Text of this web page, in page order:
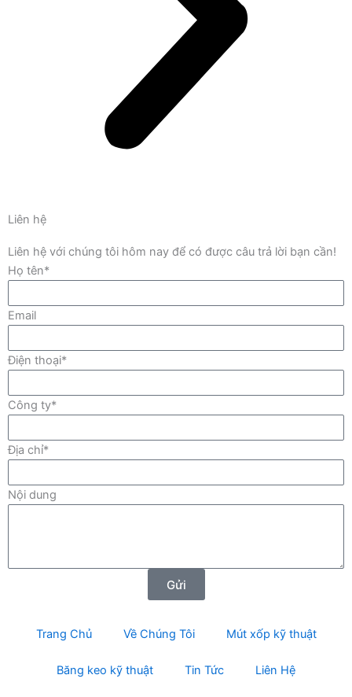
Liên hệ
Liên hệ với chúng tôi hôm nay để có được câu trả lời bạn cần!
Họ tên*
Email
Điện thoại*
Công ty*
Địa chỉ*
Nội dung
Gửi
Trang Chủ Về Chúng Tôi Mút xốp kỹ thuật
Băng keo kỹ thuật Tin Tức Liên Hệ